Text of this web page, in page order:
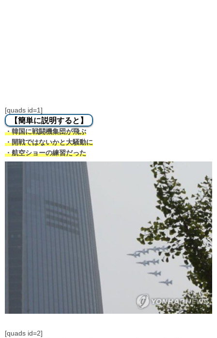
[quads id=1]
【簡単に説明すると】
・韓国に戦闘機集団が飛ぶ
・開戦ではないかと大騒動に
・航空ショーの練習だった
[quads id=2]